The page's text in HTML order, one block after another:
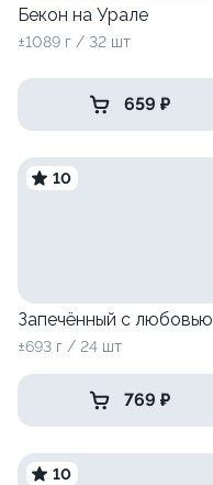
Бекон на Урале
±1089 г / 32 шт
659 ₽
10
Запечённый с любовью
±693 г / 24 шт
769 ₽
10